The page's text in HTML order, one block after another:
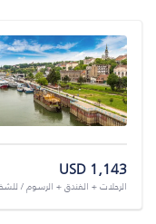
USD 1,143
الرحلات + الفندق + الرسوم /